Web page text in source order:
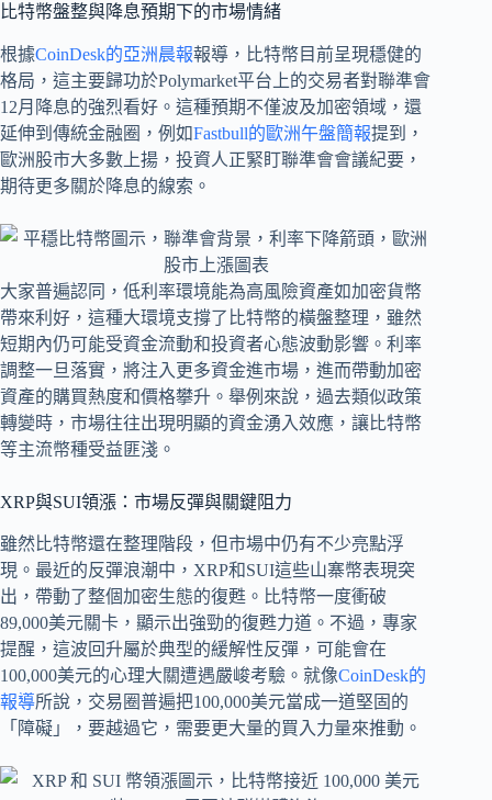
比特幣盤整與降息預期下的市場情緒
根據CoinDesk的亞洲晨報報導，比特幣目前呈現穩健的
格局，這主要歸功於Polymarket平台上的交易者對聯準會
12月降息的強烈看好。這種預期不僅波及加密領域，還
延伸到傳統金融圈，例如Fastbull的歐洲午盤簡報提到，
歐洲股市大多數上揚，投資人正緊盯聯準會會議紀要，
期待更多關於降息的線索。
大家普遍認同，低利率環境能為高風險資產如加密貨幣
帶來利好，這種大環境支撐了比特幣的橫盤整理，雖然
短期內仍可能受資金流動和投資者心態波動影響。利率
調整一旦落實，將注入更多資金進市場，進而帶動加密
資產的購買熱度和價格攀升。舉例來說，過去類似政策
轉變時，市場往往出現明顯的資金湧入效應，讓比特幣
等主流幣種受益匪淺。
XRP與SUI領漲：市場反彈與關鍵阻力
雖然比特幣還在整理階段，但市場中仍有不少亮點浮
現。最近的反彈浪潮中，XRP和SUI這些山寨幣表現突
出，帶動了整個加密生態的復甦。比特幣一度衝破
89,000美元關卡，顯示出強勁的復甦力道。不過，專家
提醒，這波回升屬於典型的緩解性反彈，可能會在
100,000美元的心理大關遭遇嚴峻考驗。就像CoinDesk的
報導所說，交易圈普遍把100,000美元當成一道堅固的
「障礙」，要越過它，需要更大量的買入力量來推動。